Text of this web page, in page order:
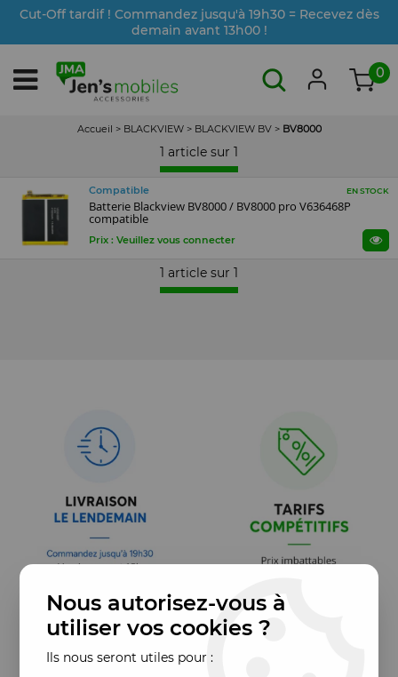
Cut-Off tardif ! Commandez jusqu'à 19h30 = Recevez dès
demain avant 13h00 !
0
Accueil > BLACKVIEW > BLACKVIEW BV > BV8000
1 article sur 1
Compatible EN STOCK
Batterie Blackview BV8000 / BV8000 pro V636468P
compatible
Prix : Veuillez vous connecter
1 article sur 1
Nous autorisez-vous à
utiliser vos cookies ?
Ils nous seront utiles pour :